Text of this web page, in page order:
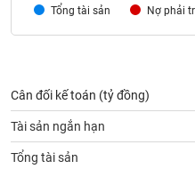
Tổng tài sản Nợ phải
Cân đối kế toán (tỷ đồng)
Tài sản ngắn hạn
Tổng tài sản
ngữ
Dịch
vụ
(-)